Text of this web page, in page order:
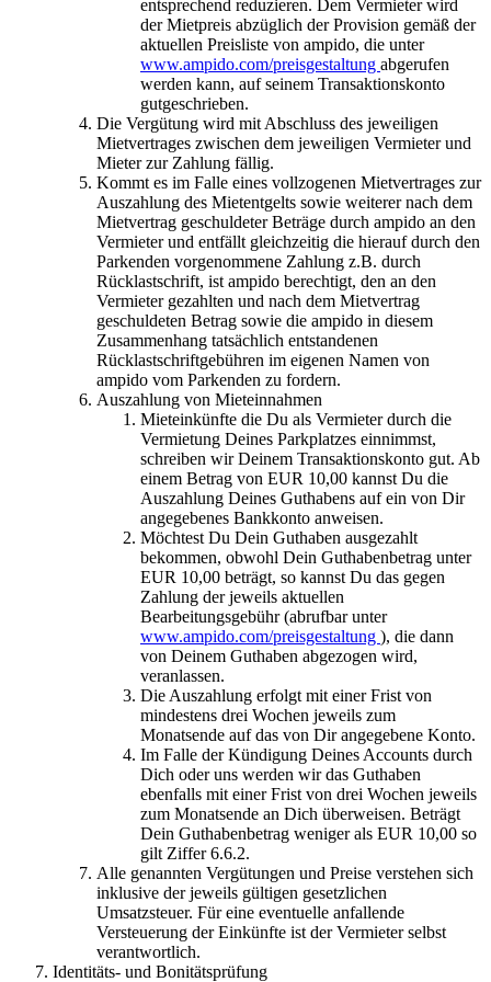
entsprechend reduzieren. Dem Vermieter wird
der Mietpreis abzüglich der Provision gemäß der
aktuellen Preisliste von ampido, die unter
www.ampido.com/preisgestaltung abgerufen
werden kann, auf seinem Transaktionskonto
gutgeschrieben.
Die Vergütung wird mit Abschluss des jeweiligen
Mietvertrages zwischen dem jeweiligen Vermieter und
Mieter zur Zahlung fällig.
Kommt es im Falle eines vollzogenen Mietvertrages zur
Auszahlung des Mietentgelts sowie weiterer nach dem
Mietvertrag geschuldeter Beträge durch ampido an den
Vermieter und entfällt gleichzeitig die hierauf durch den
Parkenden vorgenommene Zahlung z.B. durch
Rücklastschrift, ist ampido berechtigt, den an den
Vermieter gezahlten und nach dem Mietvertrag
geschuldeten Betrag sowie die ampido in diesem
Zusammenhang tatsächlich entstandenen
Rücklastschriftgebühren im eigenen Namen von
ampido vom Parkenden zu fordern.
Auszahlung von Mieteinnahmen
Mieteinkünfte die Du als Vermieter durch die
Vermietung Deines Parkplatzes einnimmst,
schreiben wir Deinem Transaktionskonto gut. Ab
einem Betrag von EUR 10,00 kannst Du die
Auszahlung Deines Guthabens auf ein von Dir
angegebenes Bankkonto anweisen.
Möchtest Du Dein Guthaben ausgezahlt
bekommen, obwohl Dein Guthabenbetrag unter
EUR 10,00 beträgt, so kannst Du das gegen
Zahlung der jeweils aktuellen
Bearbeitungsgebühr (abrufbar unter
www.ampido.com/preisgestaltung ), die dann
von Deinem Guthaben abgezogen wird,
veranlassen.
Die Auszahlung erfolgt mit einer Frist von
mindestens drei Wochen jeweils zum
Monatsende auf das von Dir angegebene Konto.
Im Falle der Kündigung Deines Accounts durch
Dich oder uns werden wir das Guthaben
ebenfalls mit einer Frist von drei Wochen jeweils
zum Monatsende an Dich überweisen. Beträgt
Dein Guthabenbetrag weniger als EUR 10,00 so
gilt Ziffer 6.6.2.
Alle genannten Vergütungen und Preise verstehen sich
inklusive der jeweils gültigen gesetzlichen
Umsatzsteuer. Für eine eventuelle anfallende
Versteuerung der Einkünfte ist der Vermieter selbst
verantwortlich.
Identitäts- und Bonitätsprüfung